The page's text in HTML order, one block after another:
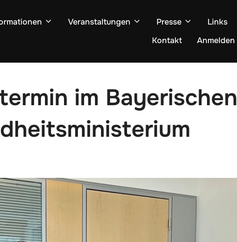
Veranstaltungen Presse
Links
Kontakt
Anmelden
im Bayerischen